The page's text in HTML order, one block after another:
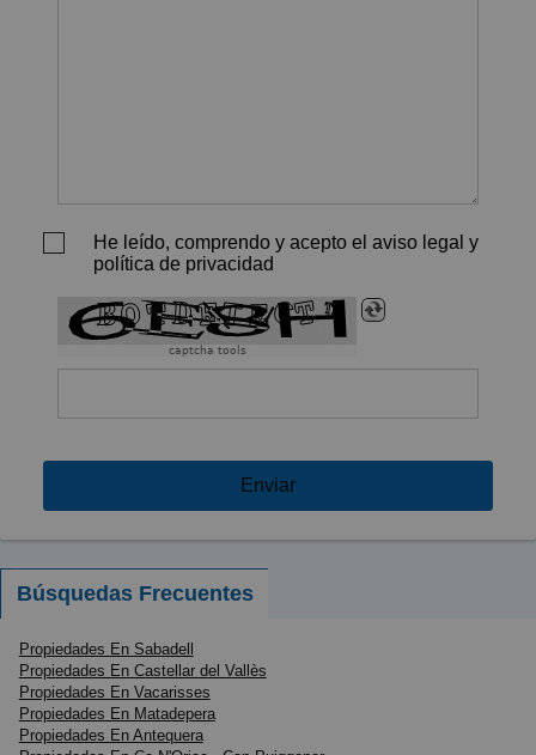
He leído, comprendo y acepto el aviso legal y
política de privacidad
captcha tools
Enviar
Búsquedas Frecuentes
Propiedades En Sabadell
Propiedades En Castellar del Vallès
Propiedades En Vacarisses
Propiedades En Matadepera
Propiedades En Antequera